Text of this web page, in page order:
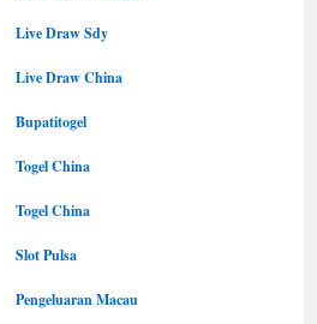
Live Draw Sdy
Live Draw China
Bupatitogel
Togel China
Togel China
Slot Pulsa
Pengeluaran Macau